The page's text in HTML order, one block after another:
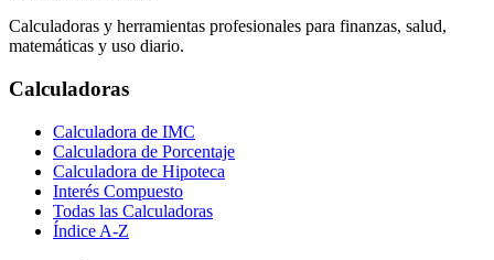
Calculadoras y herramientas profesionales para finanzas, salud,
matemáticas y uso diario.
Calculadoras
Calculadora de IMC
Calculadora de Porcentaje
Calculadora de Hipoteca
Interés Compuesto
Todas las Calculadoras
Índice A-Z